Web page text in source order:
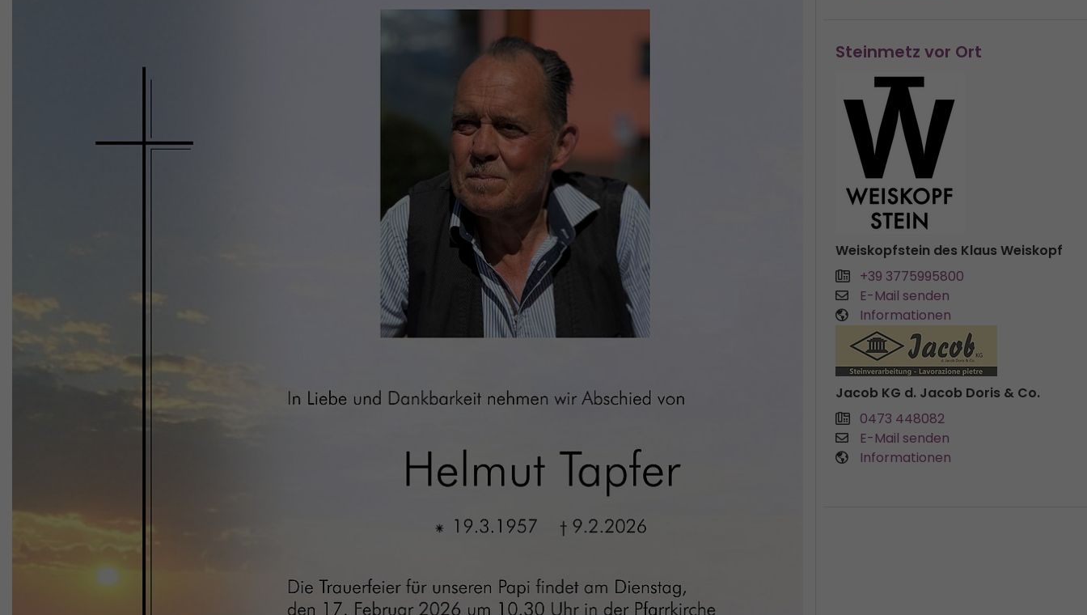
Steinmetz vor Ort
Weiskopfstein des Klaus Weiskopf
+39 3775995800
E-Mail senden
Informationen
Jacob KG d. Jacob Doris & Co.
0473 448082
E-Mail senden
Informationen